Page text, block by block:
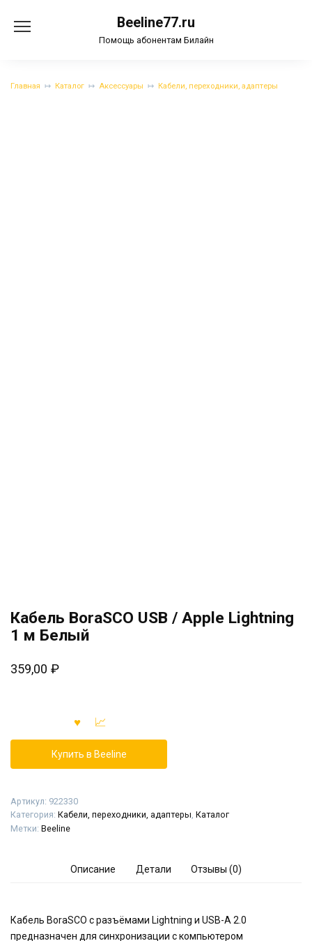
содержанию
Beeline77.ru
Помощь абонентам Билайн
Главная Каталог Аксессуары Кабели, переходники, адаптеры
Кабель BoraSCO USB / Apple Lightning
1 м Белый
359,00 ₽
Купить в Beeline
Артикул: 922330
Категория: Кабели, переходники, адаптеры, Каталог
Метки: Beeline
Описание Детали Отзывы (0)
Кабель BoraSCO c разъёмами Lightning и USB-A 2.0
предназначен для синхронизации с компьютером